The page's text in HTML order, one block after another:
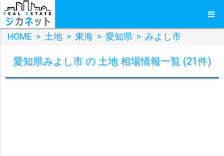
HOME > 土地 > 東海 > 愛知県 > みよし市
愛知県みよし市 の 土地 相場情報一覧 (21件)